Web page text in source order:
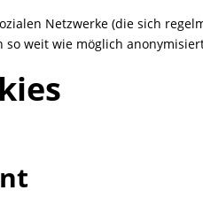
Netzwerke (die sich
weit wie möglich